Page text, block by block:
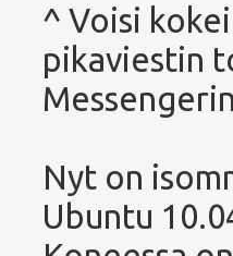
^ Voisi
pikaviestin
Nyt on
Ubuntu